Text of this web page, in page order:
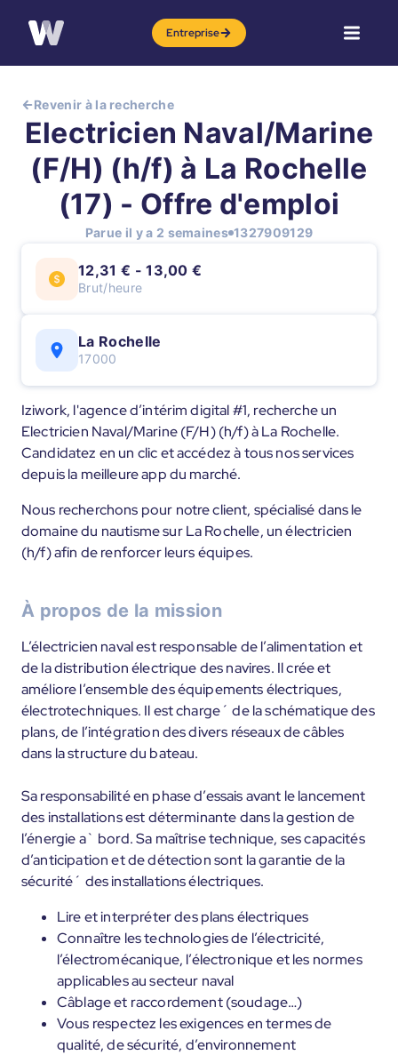
Entreprise
Revenir à la recherche
Electricien Naval/Marine
(F/H) (h/f) à La Rochelle
(17) - Offre d'emploi
Parue il y a 2 semaines 1327909129
12,31 € - 13,00 €
Brut/heure
La Rochelle
17000
Iziwork, l'agence d’intérim digital #1, recherche un
Electricien Naval/Marine (F/H) (h/f) à La Rochelle.
Candidatez en un clic et accédez à tous nos services
depuis la meilleure app du marché.
Nous recherchons pour notre client, spécialisé dans le
domaine du nautisme sur La Rochelle, un électricien
(h/f) afin de renforcer leurs équipes.
À propos de la mission
L’électricien naval est responsable de l’alimentation et
de la distribution électrique des navires. Il crée et
améliore l’ensemble des équipements électriques,
électrotechniques. Il est charge´ de la schématique des
plans, de l’intégration des divers réseaux de câbles
dans la structure du bateau.
Sa responsabilité en phase d’essais avant le lancement
des installations est déterminante dans la gestion de
l’énergie a` bord. Sa maîtrise technique, ses capacités
d’anticipation et de détection sont la garantie de la
sécurité´ des installations électriques.
Lire et interpréter des plans électriques
Connaître les technologies de l’électricité,
l’électromécanique, l’électronique et les normes
applicables au secteur naval
Câblage et raccordement (soudage…)
Vous respectez les exigences en termes de
qualité, de sécurité, d’environnement